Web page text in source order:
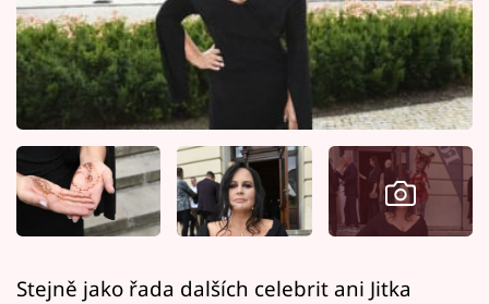
Sledujte prima+
Filmový festival Karlovy Vary
Pořady
Mámy sobě
Stejně jako řada dalších celebrit ani Jitka